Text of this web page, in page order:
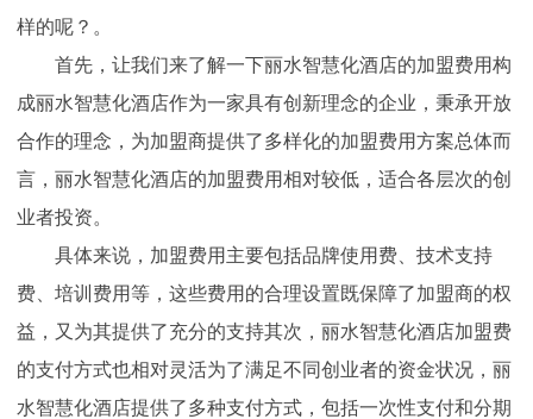
样的呢？。
首先，让我们来了解一下丽水智慧化酒店的加盟费用构
成丽水智慧化酒店作为一家具有创新理念的企业，秉承开放
合作的理念，为加盟商提供了多样化的加盟费用方案总体而
言，丽水智慧化酒店的加盟费用相对较低，适合各层次的创
业者投资。
具体来说，加盟费用主要包括品牌使用费、技术支持
费、培训费用等，这些费用的合理设置既保障了加盟商的权
益，又为其提供了充分的支持其次，丽水智慧化酒店加盟费
的支付方式也相对灵活为了满足不同创业者的资金状况，丽
水智慧化酒店提供了多种支付方式，包括一次性支付和分期